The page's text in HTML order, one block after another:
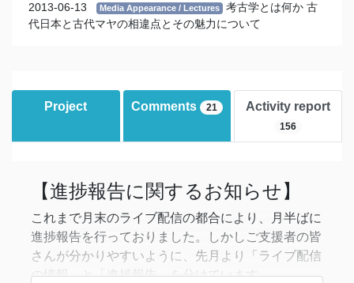
2013-06-13
Media Appearance / Lectures
考古学とは何か 古
代日本と古代マヤの相違点とその魅力について
Project Comments 21 Activity report
156
【進捗報告に関するお知らせ】
これまで月末のライブ配信の都合により、月半ばに
進捗報告を行っておりました。しかしご支援者の皆
さんが分かりやすいように、先月より「ライブ配信
の情報」と「進捗報告」を分けています。